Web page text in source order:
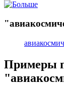
Примеры